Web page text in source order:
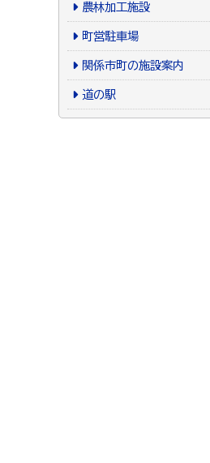
農林加工施設
町営駐車場
関係市町の施設案内
道の駅